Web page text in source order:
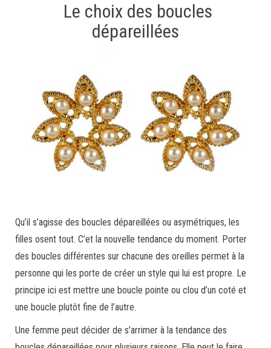
Le choix des boucles
dépareillées
Qu’il s’agisse des boucles dépareillées ou asymétriques, les
filles osent tout. C’et la nouvelle tendance du moment. Porter
des boucles différentes sur chacune des oreilles permet à la
personne qui les porte de créer un style qui lui est propre. Le
principe ici est mettre une boucle pointe ou clou d’un coté et
une boucle plutôt fine de l’autre.
Une femme peut décider de s’arrimer à la tendance des